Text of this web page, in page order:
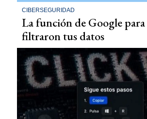
CIBERSEGURIDAD
La función de Google para
filtraron tus datos